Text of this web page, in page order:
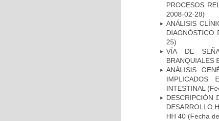
PROCESOS
2008-02-28)
ANÁLISIS
DIAGNÓSTICO
25)
VÍA DE
BRANQUIALES
ANÁLISIS
IMPLICADOS
INTESTINAL
DESCRIPCIÓN
DESARROLLO
HH 40 (Fecha